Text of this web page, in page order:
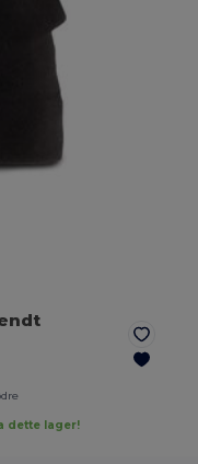
dette lager!